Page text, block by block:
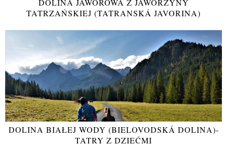
DOLINA JAWOROWA Z JAWORZYNY
TATRZAŃSKIEJ (TATRANSKÁ JAVORINA)
DOLINA BIAŁEJ WODY (BIELOVODSKÁ DOLINA)-
TATRY Z DZIEĆMI